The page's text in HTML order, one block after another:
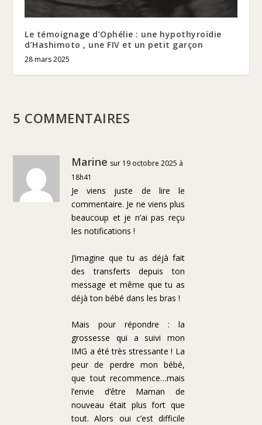
Le témoignage d’Ophélie : une hypothyroïdie
d’Hashimoto , une FIV et un petit garçon
28 mars 2025
5 COMMENTAIRES
Marine sur 19 octobre 2025 à
18h41
Je viens juste de lire le
commentaire. Je ne viens plus
beaucoup et je n’ai pas reçu
les notifications !
J’imagine que tu as déjà fait
des transferts depuis ton
message et même que tu as
déjà ton bébé dans les bras !
Mais pour répondre : la
grossesse qui a suivi mon
IMG a été très stressante ! La
peur de perdre mon bébé,
que tout recommence…mais
l’envie d’être Maman de
nouveau était plus fort que
tout. Alors oui c’est difficile